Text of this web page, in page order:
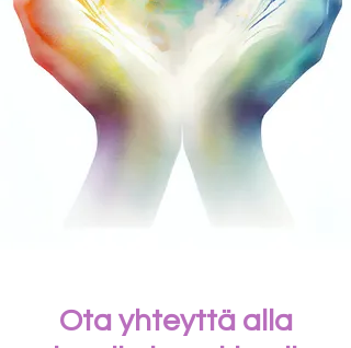
Ota yhteyttä alla